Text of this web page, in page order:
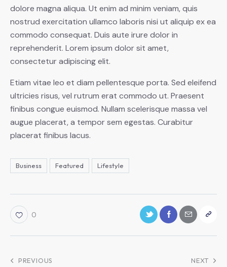
dolore magna aliqua. Ut enim ad minim veniam, quis
nostrud exercitation ullamco laboris nisi ut aliquip ex ea
commodo consequat. Duis aute irure dolor in
reprehenderit. Lorem ipsum dolor sit amet,
consectetur adipiscing elit.
Etiam vitae leo et diam pellentesque porta. Sed eleifend
ultricies risus, vel rutrum erat commodo ut. Praesent
finibus congue euismod. Nullam scelerisque massa vel
augue placerat, a tempor sem egestas. Curabitur
placerat finibus lacus.
Business Featured Lifestyle
0
PREVIOUS NEXT